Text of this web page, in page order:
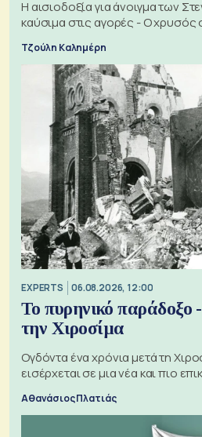
Η αισιοδοξία για άνοιγμα των
καύσιμα στις αγορές - Ο χρυσός
Τζούλη Καλημέρη
EXPERTS 06.08.2026, 12:00
Το πυρηνικό παράδοξο
την Χιροσίμα
Ογδόντα ένα χρόνια μετά τη
εισέρχεται σε μια νέα και πιο
Αθανάσιος Πλατιάς